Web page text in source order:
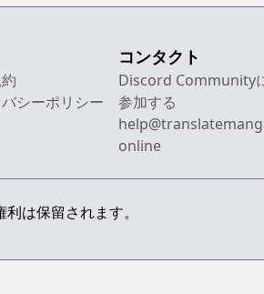
シーポリシー
コンタクト
Discord Community
参加する
online
は保留されます。